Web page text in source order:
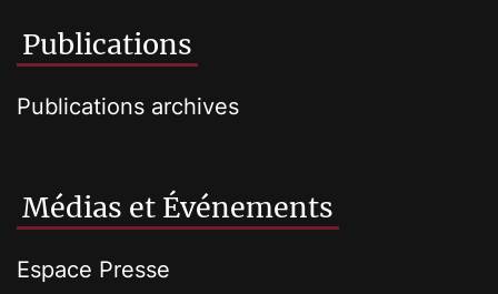
Publications
Publications archives
Médias et Événements
Espace Presse